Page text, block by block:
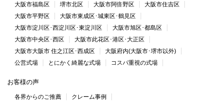
大阪市福島区
堺市北区 大阪市阿倍野区
大阪市住吉区
大阪市平野区
大阪市東成区･城東区･鶴見区
大阪市淀川区･西淀川区･東淀川区
大阪市旭区･都島区
大阪市中央区･西区
大阪市此花区･港区･大正区
大阪市大阪市 住之江区･西成区
大阪府内(大阪市･堺市以外)
公営式場
とにかく綺麗な式場 コスパ重視の式場
お客様の声
各界からのご推薦 クレーム事例